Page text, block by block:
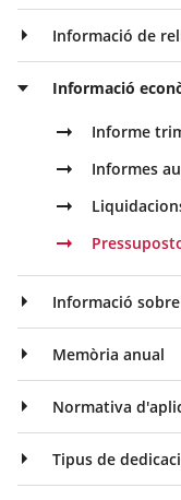
Informació de
Informació
Informe
Informes
Informació
Memòria anual
Normativa
Tipus de